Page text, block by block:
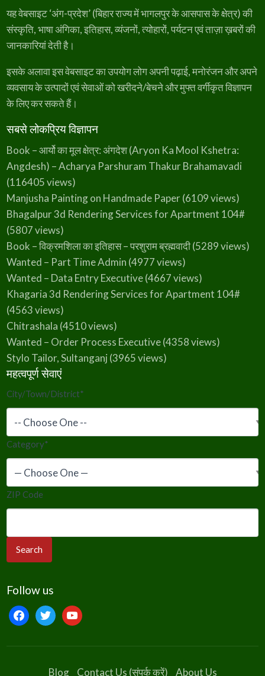
यह वेबसाइट ‘अंग-प्रदेश’ (बिहार राज्य में भागलपुर के आसपास के क्षेत्र) की
संस्कृति, भाषा अंगिका, इतिहास, व्यंजनों, त्योहारों, पर्यटन एवं ताज़ा ख़बरों की
जानकारियां देती है।
इसके अलावा इस वेबसाइट का उपयोग लोग अपनी पढ़ाई, मनोरंजन और अपने
व्यवसाय के उत्पादों एवं सेवाओं को खरीदने/बेचने और मुफ्त वर्गीकृत विज्ञापन
के लिए कर सकते हैं।
सबसे लोकप्रिय विज्ञापन
Book – आर्यो का मूल क्षेत्र: अंगदेश (Aryon Ka Mool Kshetra:
Angdesh) – Acharya Parshuram Thakur Brahamavadi
(116405 views)
Manjusha Painting on Handmade Paper(6109 views)
Bhagalpur 3d Rendering Services for Apartment 104#
(5807 views)
Book – विक्रमशिला का इतिहास – परशुराम ब्रह्मवादी(5289 views)
Wanted – Part Time Admin (4977 views)
Wanted – Data Entry Executive(4667 views)
Khagaria 3d Rendering Services for Apartment 104#
(4563 views)
Chitrashala (4510 views)
Wanted – Order Process Executive(4358 views)
Stylo Tailor, Sultanganj (3965 views)
महत्वपूर्ण सेवाएं
City/Town/District*
Category*
ZIP Code
Follow us
facebooktwitteryoutube
Blog Contact Us (संपर्क करें) About Us